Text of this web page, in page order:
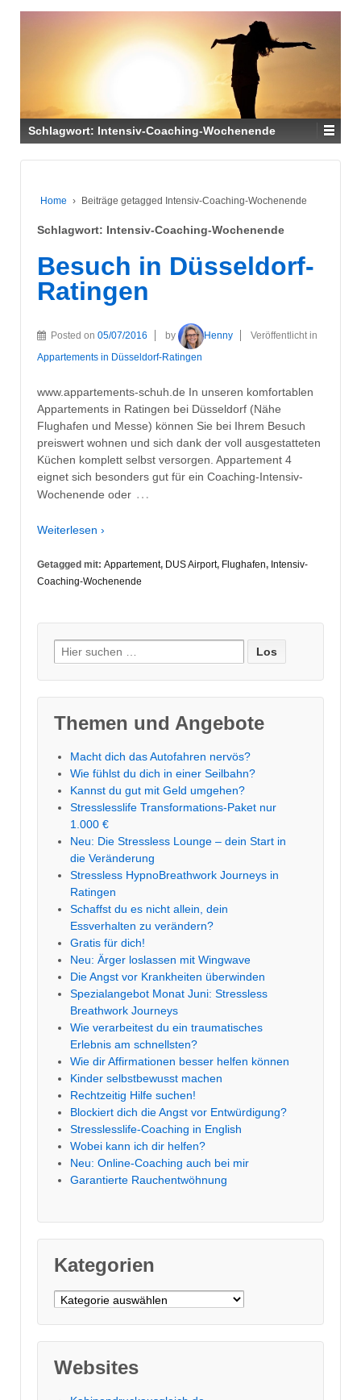
Schlagwort: Intensiv-Coaching-Wochenende
Home › Beiträge getagged Intensiv-Coaching-Wochenende
Schlagwort: Intensiv-Coaching-Wochenende
Besuch in Düsseldorf-
Ratingen
Posted on 05/07/2016 by Henny
Veröffentlicht in
Appartements in Düsseldorf-Ratingen
www.appartements-schuh.de In unseren komfortablen
Appartements in Ratingen bei Düsseldorf (Nähe
Flughafen und Messe) können Sie bei Ihrem Besuch
preiswert wohnen und sich dank der voll ausgestatteten
Küchen komplett selbst versorgen. Appartement 4
eignet sich besonders gut für ein Coaching-Intensiv-
Wochenende oder …
Weiterlesen ›
Getagged mit: Appartement, DUS Airport, Flughafen, Intensiv-
Coaching-Wochenende
Suche
nach:
Themen und Angebote
Macht dich das Autofahren nervös?
Wie fühlst du dich in einer Seilbahn?
Kannst du gut mit Geld umgehen?
Stresslesslife Transformations-Paket nur
1.000 €
Neu: Die Stressless Lounge – dein Start in
die Veränderung
Stressless HypnoBreathwork Journeys in
Ratingen
Schaffst du es nicht allein, dein
Essverhalten zu verändern?
Gratis für dich!
Neu: Ärger loslassen mit Wingwave
Die Angst vor Krankheiten überwinden
Spezialangebot Monat Juni: Stressless
Breathwork Journeys
Wie verarbeitest du ein traumatisches
Erlebnis am schnellsten?
Wie dir Affirmationen besser helfen können
Kinder selbstbewusst machen
Rechtzeitig Hilfe suchen!
Blockiert dich die Angst vor Entwürdigung?
Stresslesslife-Coaching in English
Wobei kann ich dir helfen?
Neu: Online-Coaching auch bei mir
Garantierte Rauchentwöhnung
Kategorien
Kategorien
Websites